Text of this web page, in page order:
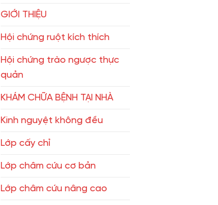
GIỚI THIỆU
Hội chứng ruột kích thích
Hội chứng trào ngược thực
quản
KHÁM CHỮA BỆNH TẠI NHÀ
Kinh nguyệt không đều
Lớp cấy chỉ
Lớp châm cứu cơ bản
Lớp châm cứu nâng cao